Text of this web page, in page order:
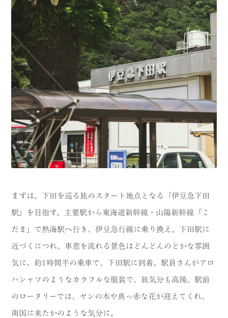
まずは、下田を巡る旅のスタート地点となる「伊豆急下田
駅」を目指す。主要駅から東海道新幹線・山陽新幹線「こ
だま」で熱海駅へ行き、伊豆急行線に乗り換え。下田駅に
近づくにつれ、車窓を流れる景色はどんどんのどかな雰囲
気に。約1時間半の乗車で、下田駅に到着。駅員さんがアロ
ハシャツのようなカラフルな服装で、旅気分も高揚。駅前
のロータリーでは、ヤシの木や真っ赤な花が迎えてくれ、
南国に来たかのような気分に。